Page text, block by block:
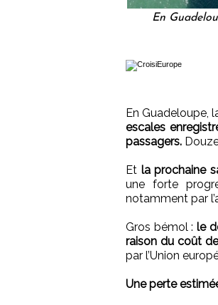
En
En Guadeloupe,
escales
passagers.
Et la prochaine
une forte
notamment par
Gros bémol :le
raison du coût
par l’Union
Une perte